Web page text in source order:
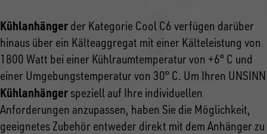
Kühlanhänger der Kategorie Cool C6 verfügen darüber
hinaus über ein Kälteaggregat mit einer Kälteleistung von
1800 Watt bei einer Kühlraumtemperatur von +6° C und
einer Umgebungstemperatur von 30° C. Um Ihren UNSINN
Kühlanhänger speziell auf Ihre individuellen
Anforderungen anzupassen, haben Sie die Möglichkeit,
geeignetes Zubehör entweder direkt mit dem Anhänger zu